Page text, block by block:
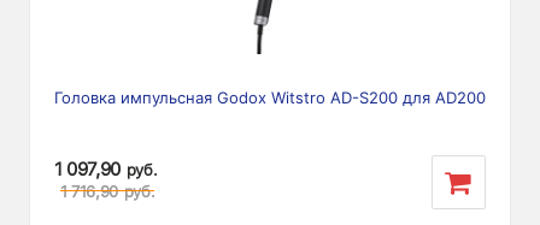
Головка импульсная Godox Witstro AD-S200 для AD200
1 097,90 руб.
1 716,90 руб.